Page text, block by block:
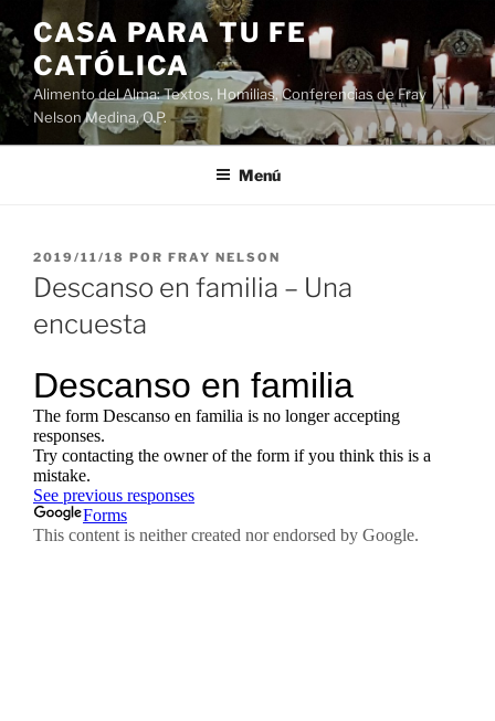
Saltar
al
contenido
CASA PARA TU FE
CATÓLICA
Alimento del Alma: Textos, Homilias, Conferencias de Fray
Nelson Medina, O.P.
Menú
PUBLICADO
EL
2019/11/18 POR FRAY NELSON
Descanso en familia – Una
encuesta